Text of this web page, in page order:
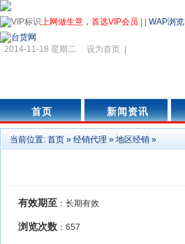
上网做生意，首选VIP会员 WAP浏览
2014-11-18 星期二 设为首页
首页 新闻资讯
当前位置: 首页 » 经销代理 » 地区经销 »
有效期至 ：长期有效
浏览次数 ： 657